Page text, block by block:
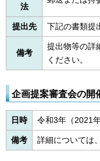
法
提出先 下記の書類提
備考
提出物等の詳
ください。
企画提案審査会の開
日時 令和3年（2021
備考 詳細については